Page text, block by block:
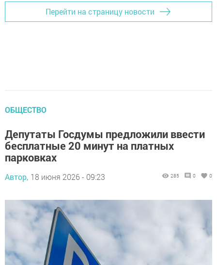
Перейти на страницу новости
ОБЩЕСТВО
Депутаты Госдумы предложили ввести
бесплатные 20 минут на платных
парковках
Автор, 18 июня 2026 - 09:23 285 0 0